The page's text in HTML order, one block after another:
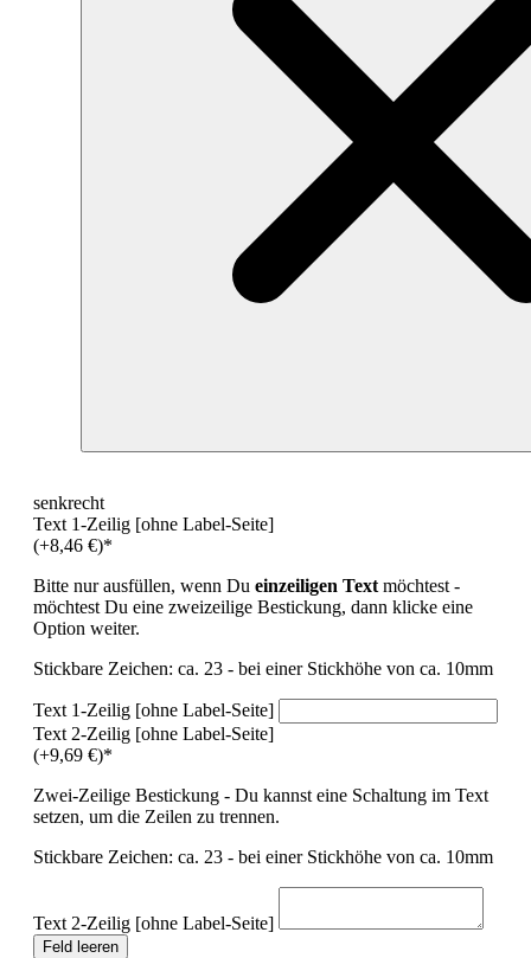
senkrecht
Text 1-Zeilig [ohne Label-Seite]
(+8,46 €)*
Bitte nur ausfüllen, wenn Du einzeiligen Text möchtest -
möchtest Du eine zweizeilige Bestickung, dann klicke eine
Option weiter.
Stickbare Zeichen: ca. 23 - bei einer Stickhöhe von ca. 10mm
Text 1-Zeilig [ohne Label-Seite]
Text 2-Zeilig [ohne Label-Seite]
(+9,69 €)*
Zwei-Zeilige Bestickung - Du kannst eine Schaltung im Text
setzen, um die Zeilen zu trennen.
Stickbare Zeichen: ca. 23 - bei einer Stickhöhe von ca. 10mm
Text 2-Zeilig [ohne Label-Seite]
Feld leeren